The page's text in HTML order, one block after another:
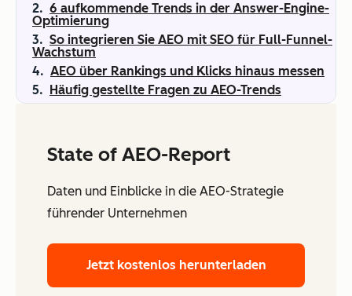
6 aufkommende Trends in der Answer-Engine-
Optimierung
So integrieren Sie AEO mit SEO für Full-Funnel-
Wachstum
AEO über Rankings und Klicks hinaus messen
Häufig gestellte Fragen zu AEO-Trends
State of AEO-Report
Daten und Einblicke in die AEO-Strategie
führender Unternehmen
Jetzt kostenlos herunterladen